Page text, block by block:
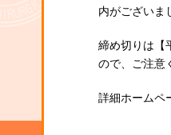
内がございま
締め切りは【
ので、ご注意
詳細ホームペ